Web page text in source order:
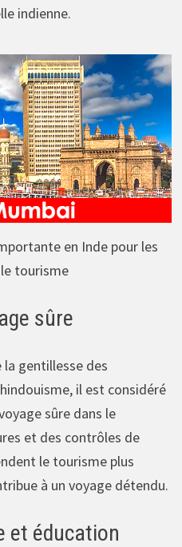
indienne.
en Inde pour les
tourisme
sûre
la gentillesse des
il est considéré
sûre dans le
et des contrôles de
le tourisme plus
à un voyage détendu.
et éducation